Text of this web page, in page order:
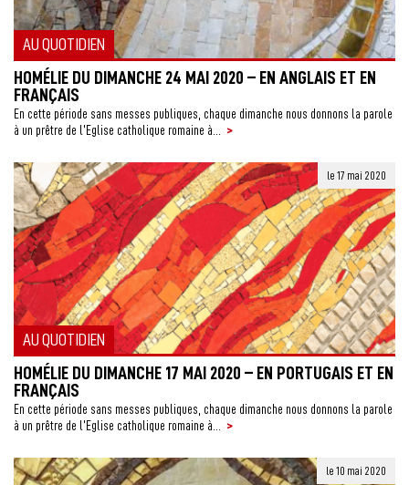
AU QUOTIDIEN
HOMÉLIE DU DIMANCHE 24 MAI 2020 – EN ANGLAIS ET EN
FRANÇAIS
En cette période sans messes publiques, chaque dimanche nous donnons la parole
à un prêtre de l’Eglise catholique romaine à...
>
AU QUOTIDIEN
le 17 mai 2020
HOMÉLIE DU DIMANCHE 17 MAI 2020 – EN PORTUGAIS ET EN
FRANÇAIS
En cette période sans messes publiques, chaque dimanche nous donnons la parole
à un prêtre de l’Eglise catholique romaine à...
>
le 10 mai 2020